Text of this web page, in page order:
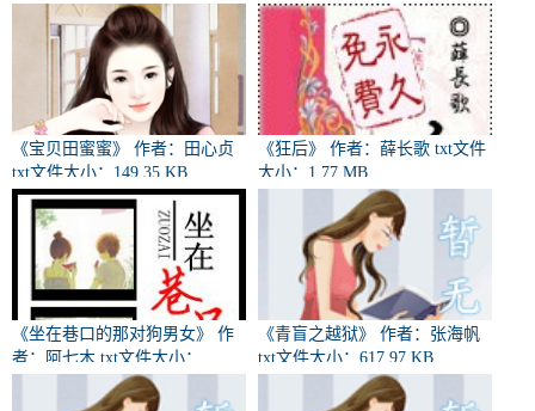
《宝贝田蜜蜜》 作者：田心贞
txt文件大小：149.35 KB
《狂后》 作者：薛长歌 txt文件
大小：1.77 MB
《坐在巷口的那对狗男女》 作
者：阿七木 txt文件大小：
320.38 KB
《青盲之越狱》 作者：张海帆
txt文件大小：617.97 KB